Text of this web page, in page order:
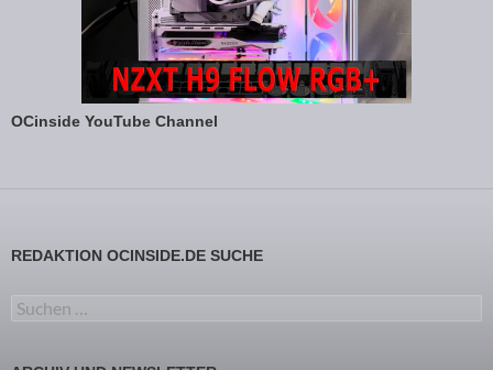
OCinside YouTube Channel
REDAKTION OCINSIDE.DE SUCHE
Suchen nach: